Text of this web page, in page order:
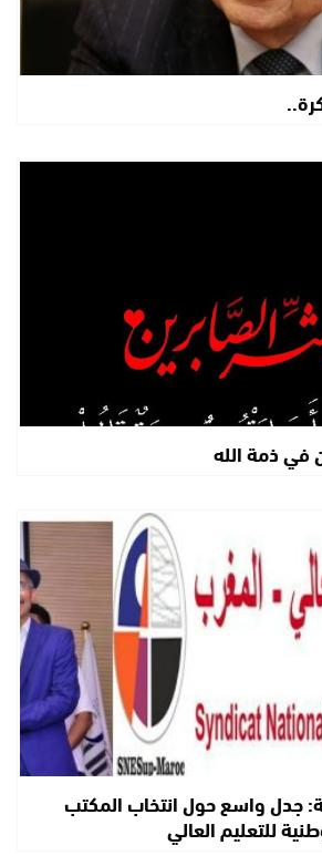
في ذمة الله
جدل واسع حول انتخاب المكتب
للتعليم العالي